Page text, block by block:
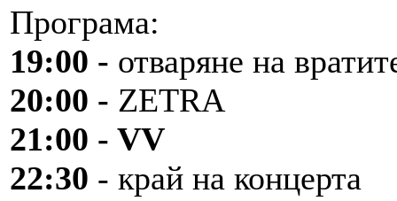
Програма:
19:00 - отваряне на
20:00 - ZETRA
21:00 - VV
22:30 - край на концерта